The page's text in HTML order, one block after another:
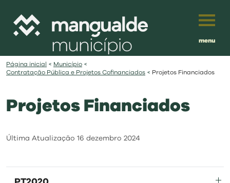
menu
município
viver
investir
Português
Français
Página inicial < Município <
Contratação Pública e Projetos Cofinanciados < Projetos Financiados
Projetos Financiados
Última Atualização 16 dezembro 2024